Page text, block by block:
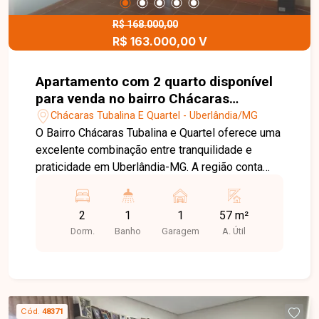
R$ 168.000,00
R$ 163.000,00 V
Apartamento com 2 quarto disponível
para venda no bairro Chácaras
Tubalina E Quartel em Uberlândia-MG
Chácaras Tubalina E Quartel - Uberlândia/MG
O Bairro Chácaras Tubalina e Quartel oferece uma
excelente combinação entre tranquilidade e
praticidade em Uberlândia-MG. A região conta
além de infraestrutura com comércios, escolas,
serviços essenciais e opções de lazer,
proporcionando mais conforto e qualidade de
gesso, 2 quartos sendo 1 com armário, banheiro
2
Dorm.
1
Banho
1
Garagem
57 m²
A. Útil
Cód. 48371